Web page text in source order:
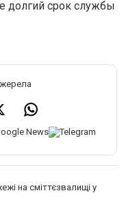
долгий срок службы
на сміттєзвалищі у